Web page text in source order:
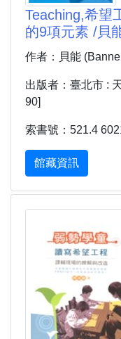
Teaching,希望
的9項元素 /貝
作者：貝能
出版者：臺北市 :
90]
索書號：521.4
館藏資訊